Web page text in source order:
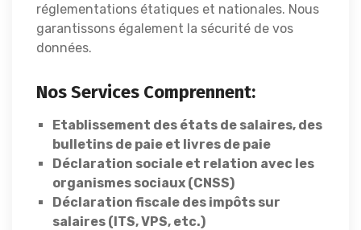
réglementations étatiques et nationales. Nous
garantissons également la sécurité de vos
données.
Nos Services Comprennent:
Etablissement des états de salaires, des
bulletins de paie et livres de paie
Déclaration sociale et relation avec les
organismes sociaux (CNSS)
Déclaration fiscale des impôts sur
salaires (ITS, VPS, etc.)